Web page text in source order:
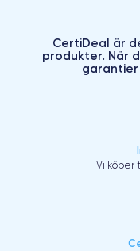
CertiDeal är
produkter. När
Vi köper